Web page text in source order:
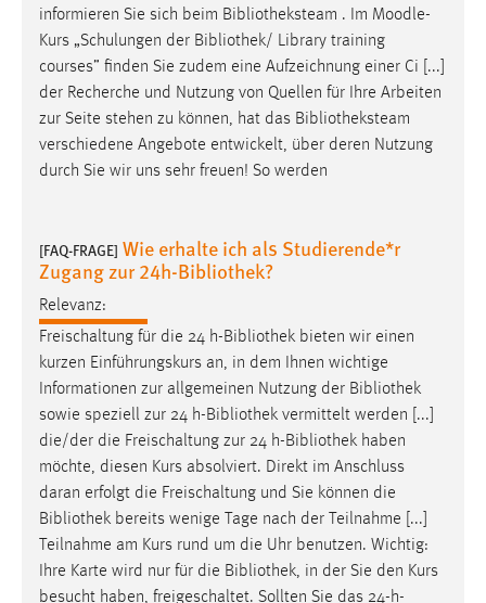
informieren Sie sich beim Bibliotheksteam . Im Moodle-
Kurs „Schulungen der Bibliothek/ Library training
courses” finden Sie zudem eine Aufzeichnung einer Ci [...]
der Recherche und Nutzung von Quellen für Ihre Arbeiten
zur Seite stehen zu können, hat das Bibliotheksteam
verschiedene Angebote entwickelt, über deren Nutzung
durch Sie wir uns sehr freuen! So werden
[FAQ-FRAGE] Wie erhalte ich als Studierende*r
Zugang zur 24h-Bibliothek?
Relevanz:
Freischaltung für die 24 h-Bibliothek bieten wir einen
kurzen Einführungskurs an, in dem Ihnen wichtige
Informationen zur allgemeinen Nutzung der Bibliothek
sowie speziell zur 24 h-Bibliothek vermittelt werden [...]
die/der die Freischaltung zur 24 h-Bibliothek haben
möchte, diesen Kurs absolviert. Direkt im Anschluss
daran erfolgt die Freischaltung und Sie können die
Bibliothek bereits wenige Tage nach der Teilnahme [...]
Teilnahme am Kurs rund um die Uhr benutzen. Wichtig:
Ihre Karte wird nur für die Bibliothek, in der Sie den Kurs
besucht haben, freigeschaltet. Sollten Sie das 24-h-
_gcl_au
Anbieter:
Google Ireland Limited
Zweck:
Conversion-Tracking
Cookie Laufzeit:
Facebook Pixel
Name:
_fbp
Anbieter:
Facebook
Zweck:
Conversion-Tracking
Cookie Laufzeit:
3 Monate